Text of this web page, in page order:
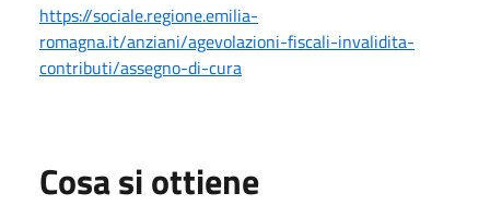
https://sociale.regione.emilia-
romagna.it/anziani/agevolazioni-fiscali-invalidita-
contributi/assegno-di-cura
Cosa si ottiene